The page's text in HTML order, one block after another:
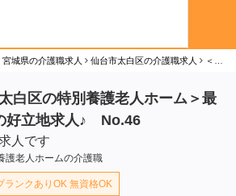
宮城県の介護職求人 仙台市太白区の介護職求人 ＜介護士＊仙台市太白区の特別養護老人ホーム＞最寄駅より徒歩5分の好立地求人♪ No.46の介護職（派遣社員）求人
白区の特別養護老人ホーム＞最
好立地求人♪ No.46
人です
護老人ホームの介護職
ランクありOK 無資格OK